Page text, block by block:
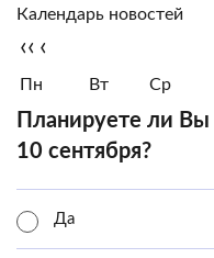
Календарь новостей
‹‹ ‹
Пн Вт Ср
Планируете ли Вы
10 сентября?
Да